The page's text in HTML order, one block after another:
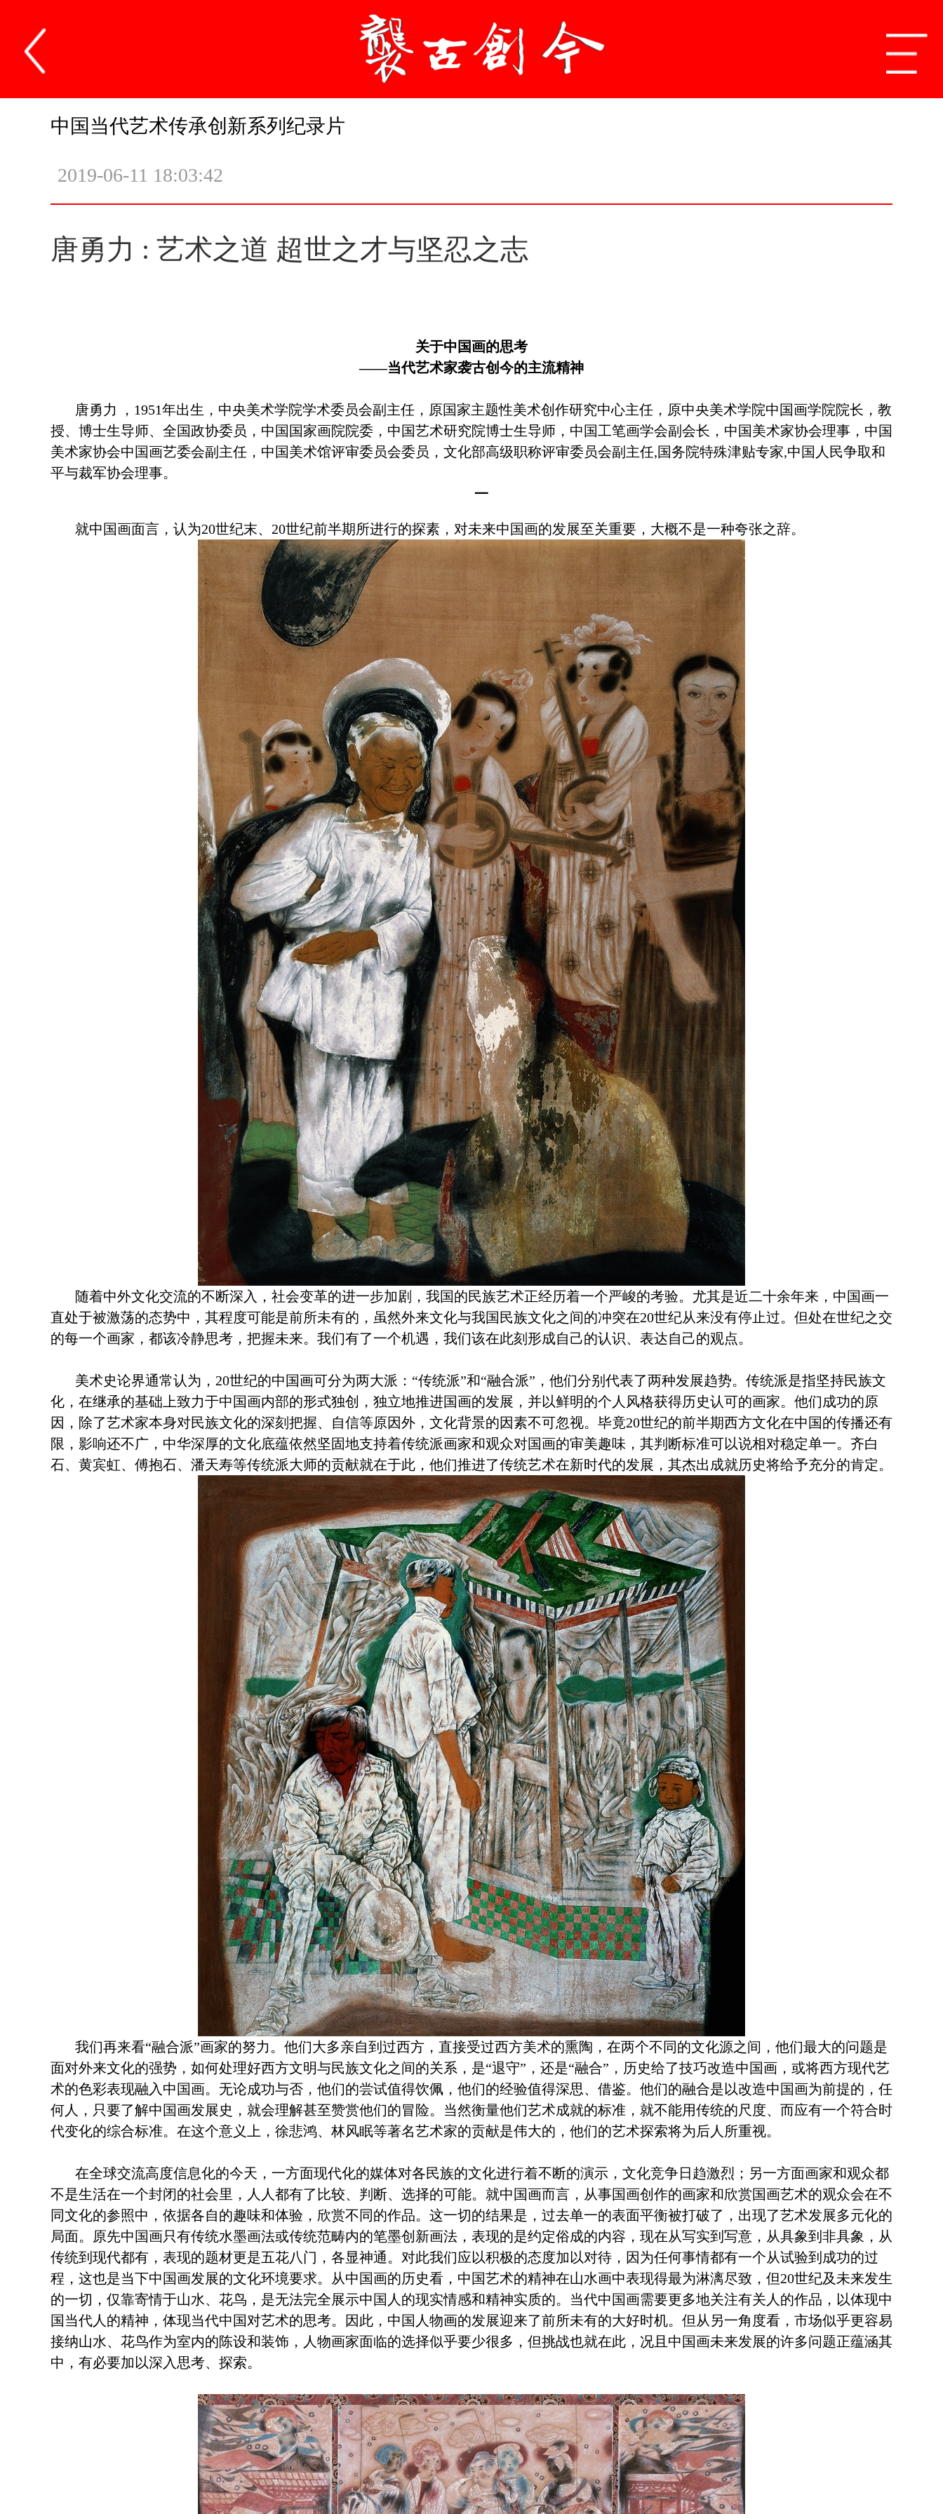
中国当代艺术传承创新系列纪录片
2019-06-11 18:03:42
唐勇力 : 艺术之道 超世之才与坚忍之志
关于中国画的思考
——当代艺术家袭古创今的主流精神
唐勇力 ， 1951年出生，中央美术学院学术委员会副主任， 原国家主题性美术创作研究中心主任，原中央美术学院中国画学院院长，教
授、博士生导师、全国政协委员，中国国家画院院委，中国艺术研究院博士生导师，中国工笔画学会副会长，中国美术家协会理事，中国
美术家协会中国画艺委会副主任，中国美术馆评审委员会委员，文化部高级职称评审委员会副主任,国务院特殊津贴专家,中国人民争取和
平与裁军协会理事。
一
就中国画面言，认为20世纪末、 20世纪前半期所进行的探素，对未来中国画的发展至关重要，大概不是一种夸张之辞。
随着中外文化交流的不断深入，社会变革的进一步加剧，我国的民族艺术正经历着一个严峻的考验。尤其是近二十余年来，中国画一
直处于被激荡的态势中，其程度可能是前所未有的，虽然外来文化与我国民族文化之间的冲突在20世纪从来没有停止过。但处在世纪之交
的每一个画家，都该冷静思考，把握未来。我们有了一个机遇，我们该在此刻形成自己的认识、表达自己的观点。
美术史论界通常认为， 20世纪的中国画可分为两大派：“传统派”和“融合派”，他们分别代表了两种发展趋势。传统派是指坚持民族文
化，在继承的基础上致力于中国画内部的形式独创，独立地推进国画的发展，并以鲜明的个人风格获得历史认可的画家。他们成功的原
因，除了艺术家本身对民族文化的深刻把握、自信等原因外，文化背景的因素不可忽视。毕竟20世纪的前半期西方文化在中国的传播还有
限，影响还不广，中华深厚的文化底蕴依然坚固地支持着传统派画家和观众对国画的审美趣味，其判断标准可以说相对稳定单一。齐白
石、黄宾虹、傅抱石、潘天寿等传统派大师的贡献就在于此，他们推进了传统艺术在新时代的发展，其杰出成就历史将给予充分的肯定。
我们再来看“融合派”画家的努力。他们大多亲自到过西方，直接受过西方美术的熏陶，在两个不同的文化源之间，他们最大的问题是
面对外来文化的强势，如何处理好西方文明与民族文化之间的关系，是“退守”，还是“融合”，历史给了技巧改造中国画，或将西方现代艺
术的色彩表现融入中国画。无论成功与否，他们的尝试值得饮佩，他们的经验值得深思、借鉴。他们的融合是以改造中国画为前提的，任
何人，只要了解中国画发展史，就会理解甚至赞赏他们的冒险。当然衡量他们艺术成就的标准，就不能用传统的尺度、而应有一个符合时
代变化的综合标准。在这个意义上，徐悲鸿、林风眠等著名艺术家的贡献是伟大的，他们的艺术探索将为后人所重视。
在全球交流高度信息化的今天，一方面现代化的媒体对各民族的文化进行着不断的演示，文化竞争日趋激烈；另一方面画家和观众都
不是生活在一个封闭的社会里，人人都有了比较、判断、选择的可能。就中国画而言，从事国画创作的画家和欣赏国画艺术的观众会在不
同文化的参照中，依据各自的趣味和体验，欣赏不同的作品。这一切的结果是，过去单一的表面平衡被打破了，出现了艺术发展多元化的
局面。原先中国画只有传统水墨画法或传统范畴内的笔墨创新画法，表现的是约定俗成的内容，现在从写实到写意，从具象到非具象，从
传统到现代都有，表现的题材更是五花八门，各显神通。对此我们应以积极的态度加以对待，因为任何事情都有一个从试验到成功的过
程，这也是当下中国画发展的文化环境要求。从中国画的历史看，中国艺术的精神在山水画中表现得最为淋漓尽致，但20世纪及未来发生
的一切，仅靠寄情于山水、花鸟，是无法完全展示中国人的现实情感和精神实质的。当代中国画需要更多地关注有关人的作品，以体现中
国当代人的精神，体现当代中国对艺术的思考。因此，中国人物画的发展迎来了前所未有的大好时机。但从另一角度看，市场似乎更容易
接纳山水、花鸟作为室内的陈设和装饰，人物画家面临的选择似乎要少很多，但挑战也就在此，况且中国画未来发展的许多问题正蕴涵其
中，有必要加以深入思考、探索。